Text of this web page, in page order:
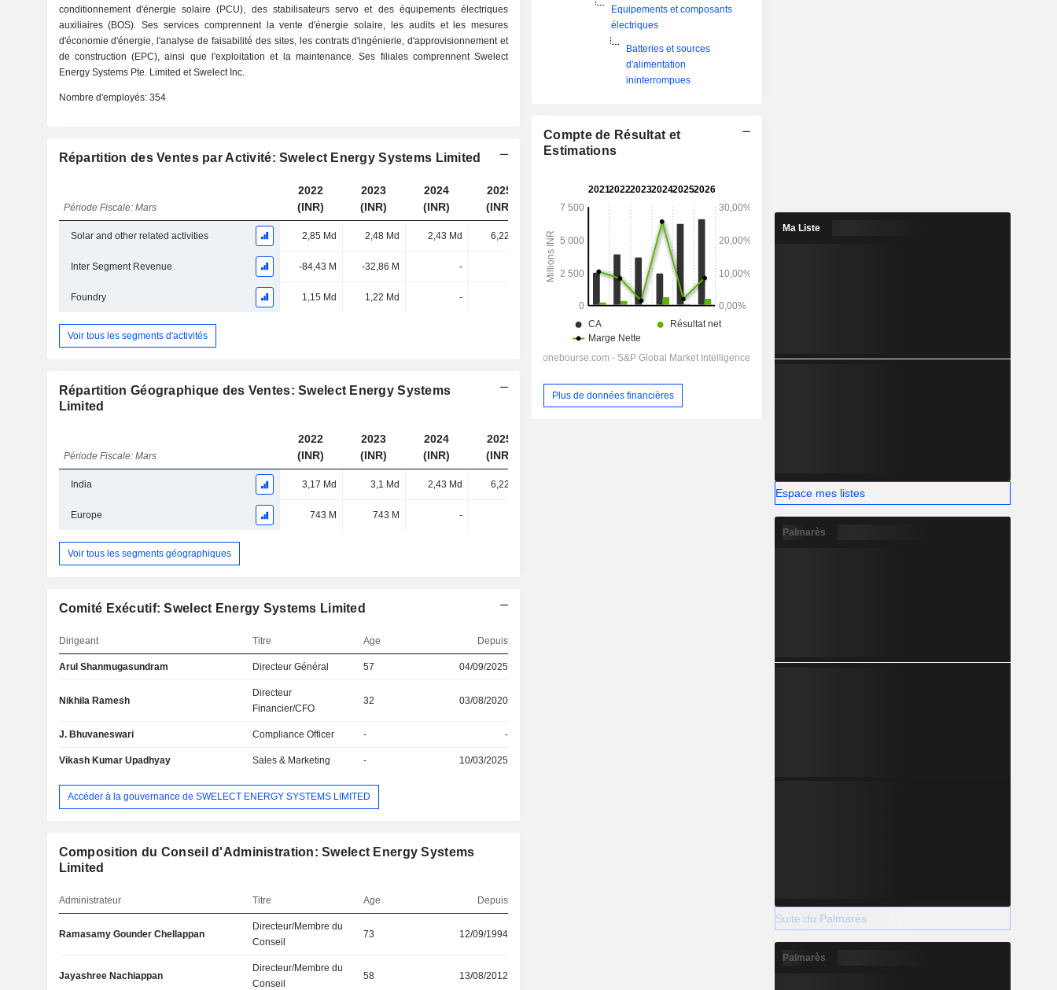
conditionnement d'énergie solaire (PCU), des stabilisateurs servo et des équipements électriques
auxiliaires (BOS). Ses services comprennent la vente d'énergie solaire, les audits et les mesures
d'économie d'énergie, l'analyse de faisabilité des sites, les contrats d'ingénierie, d'approvisionnement et
de construction (EPC), ainsi que l'exploitation et la maintenance. Ses filiales comprennent Swelect
Energy Systems Pte. Limited et Swelect Inc.
Nombre d'employés: 354
Répartition des Ventes par Activité: Swelect Energy Systems Limited
Période Fiscale: Mars
2022
(INR)
2023
(INR)
2024
(INR)
2025
(INR)
(INR)
Solar and other related activities 2,85 Md 2,48 Md 2,43 Md 6,22 Md 6,57 Md
Inter Segment Revenue -84,43 M -32,86 M -
Foundry 1,15 Md 1,22 Md -
Voir tous les segments d'activités
Répartition Géographique des Ventes: Swelect Energy Systems
Limited
Période Fiscale: Mars
2022
(INR)
2023
(INR)
2024
(INR)
2025
(INR)
India 3,17 Md 3,1 Md 2,43 Md 6,22 Md
Europe 743 M 743 M -
Voir tous les segments géographiques
Comité Exécutif: Swelect Energy Systems Limited
Dirigeant Titre Age Depuis
Arul Shanmugasundram Directeur Général 57 04/09/2025
Nikhila Ramesh
Directeur
Financier/CFO
32 03/08/2020
J. Bhuvaneswari Compliance Officer - -
Vikash Kumar Upadhyay Sales & Marketing - 10/03/2025
Accéder à la gouvernance de SWELECT ENERGY SYSTEMS LIMITED
Composition du Conseil d'Administration: Swelect Energy Systems
Limited
Administrateur Titre Age Depuis
Ramasamy Gounder Chellappan
Directeur/Membre du
Conseil
73 12/09/1994
Jayashree Nachiappan
Directeur/Membre du
Conseil
58 13/08/2012
Equipements et composants
électriques
Batteries et sources
d'alimentation
ininterrompues
Compte de Résultat et
Estimations
Plus de données financières
Ma Liste
Espace mes listes
Palmarès
Suite du Palmarès
Palmarès